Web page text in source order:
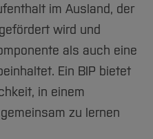
im Ausland, der
wird und
als auch eine
Ein BIP bietet
in einem
zu lernen